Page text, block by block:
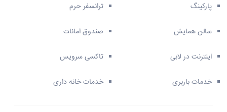
پارکینگ ترانسفر حرم
سالن همایش صندوق امانات
اینترنت در لابی تاکسی سرویس
خدمات باربری خدمات خانه داری